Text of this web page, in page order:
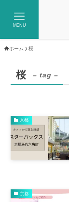
MENU
ホーム 桜
桜 – tag –
京都
京都